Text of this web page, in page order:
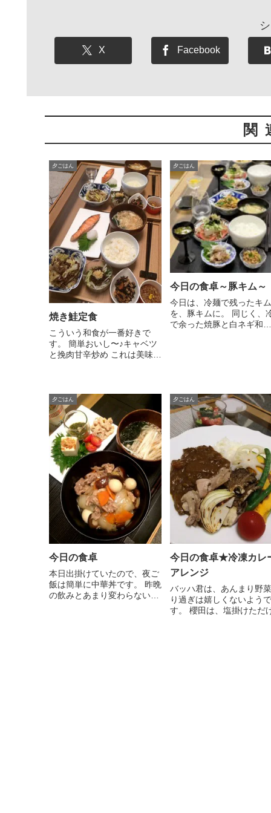
X Facebook
関
夕ごはん
焼き鮭定食
こういう和食が一番好きで
す。 簡単おいし〜♪キャベツ
と挽肉甘辛炒め これは美味
夕ごはん
今日の食卓～豚キム～
今日は、冷麺で残ったキ
を、豚キムに。 同じく、
で余った焼豚と白ネギ和
夕ごはん
今日の食卓
本日出掛けていたので、夜ご
飯は簡単に中華丼です。 昨晩
の飲みとあまり変わらない
夕ごはん
今日の食卓★冷凍カレ
アレンジ
バッハ君は、あんまり野
り過ぎは嬉しくないようで
す。 櫻田は、塩掛けただ